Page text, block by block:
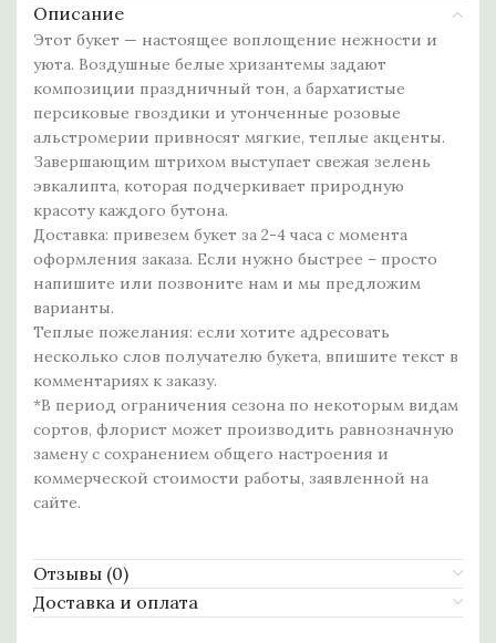
Описание
Этот букет — настоящее воплощение нежности и
уюта. Воздушные белые хризантемы задают
композиции праздничный тон, а бархатистые
персиковые гвоздики и утонченные розовые
альстромерии привносят мягкие, теплые акценты.
Завершающим штрихом выступает свежая зелень
эвкалипта, которая подчеркивает природную
красоту каждого бутона.
Доставка: привезем букет за 2-4 часа с момента
оформления заказа. Если нужно быстрее – просто
напишите или позвоните нам и мы предложим
варианты.
Теплые пожелания: если хотите адресовать
несколько слов получателю букета, впишите текст в
комментариях к заказу.
*В период ограничения сезона по некоторым видам
сортов, флорист может производить равнозначную
замену с сохранением общего настроения и
коммерческой стоимости работы, заявленной на
сайте.
Отзывы (0)
Доставка и оплата